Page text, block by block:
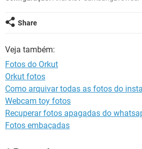
GUIA DE COMPRAS
Share
Veja também:
Fotos do Orkut
Orkut fotos
Como arquivar todas as fotos do
Webcam toy fotos
Recuperar fotos apagadas do
Fotos embaçadas